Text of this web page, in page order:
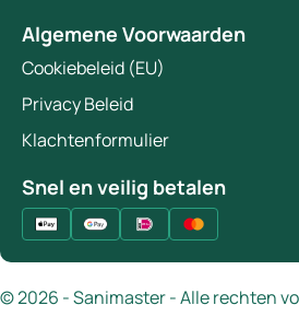
Algemene Voorwaarden
Cookiebeleid (EU)
Privacy Beleid
Klachtenformulier
Snel en veilig betalen
© 2026 - Sanimaster - Alle rechten